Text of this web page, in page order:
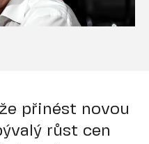
přinést novou
růst cen